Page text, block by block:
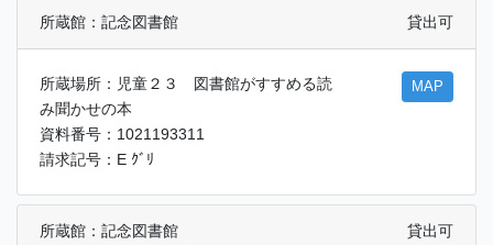
所蔵館：記念図書館 貸出可
所蔵場所：児童２３ 図書館がすすめる読
み聞かせの本
資料番号：1021193311
請求記号：E ｸﾞﾘ
MAP
所蔵館：記念図書館 貸出可